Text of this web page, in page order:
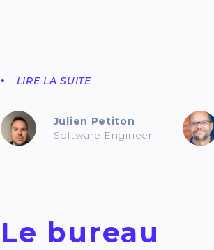
LIRE LA SUITE
Julien Petiton
Software Engineer
Le bureau